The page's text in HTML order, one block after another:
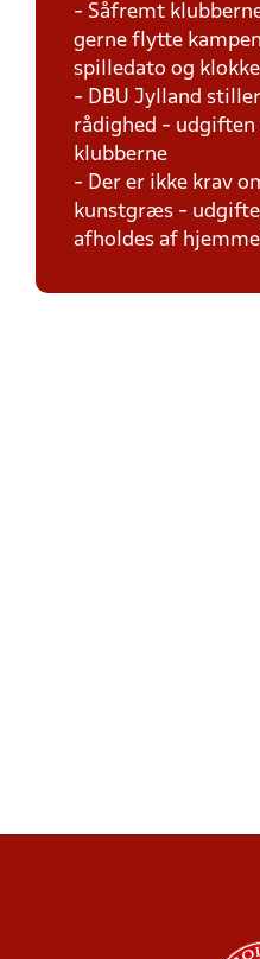
- Såfremt
gerne flytte
spilledato og
- DBU Jylland
rådighed -
klubberne
- Der er ikke krav
kunstgræs -
afholdes af